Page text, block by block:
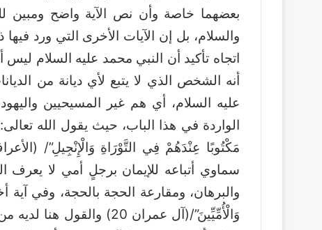
بعضهما خاصة وأن نص الآية واضح ومبين
والسلام، بل إن الآيات الأخرى التي ورد
اتجاه تأكيد أن النبي محمد عليه السلام ليس
أنه الشخص الذي لا يتبع لأي ديانة من
عليه السلام، أي هم غير المسيحيين
الواردة في هذا الباب، حيث يقول الله
سماوي أتباعه للإيمان برجلٍ أمي لا يعرف
والبرهان، ومقارعة الحجة بالحجة، وفي آية
وَالْأُمِّيِّينَ”/(آل عمران 20)